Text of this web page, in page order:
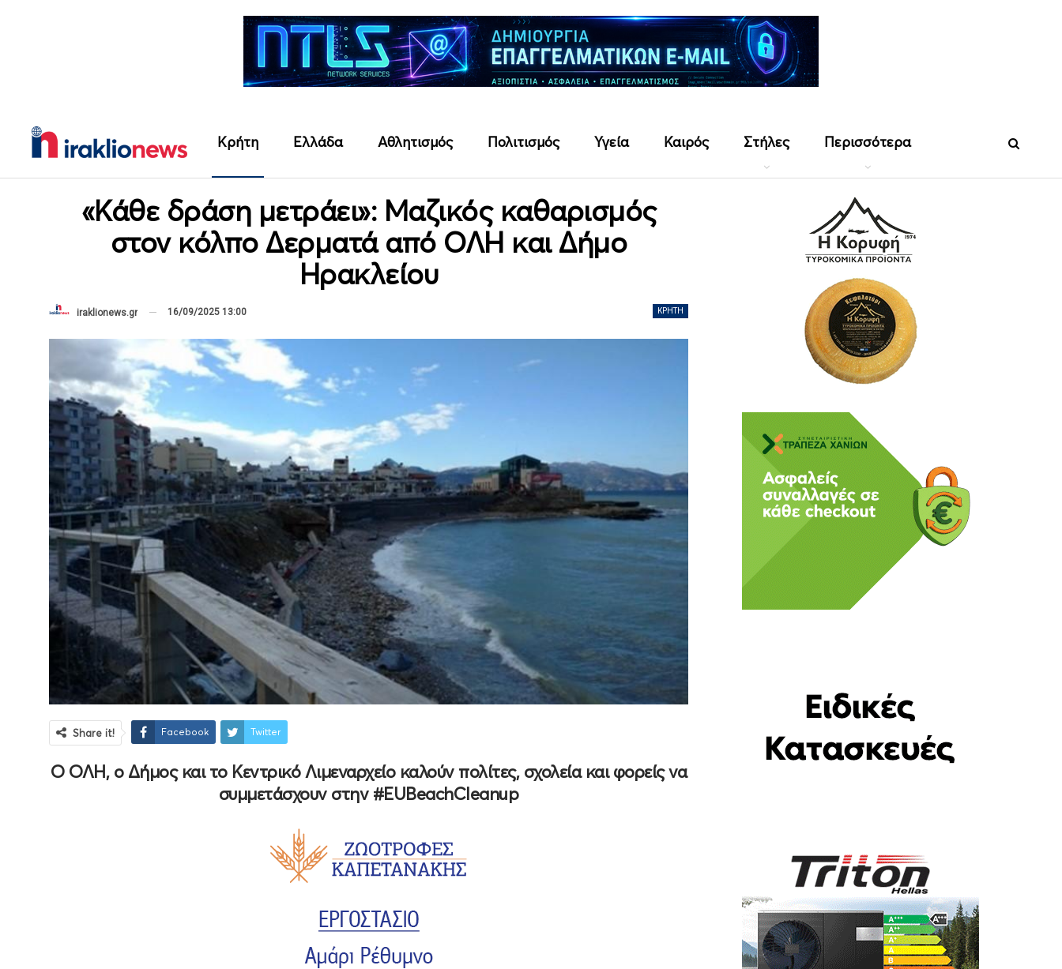
Κρήτη Ελλάδα Αθλητισμός Πολιτισμός Υγεία Καιρός Στήλες Περισσότερα
«Κάθε δράση μετράει»: Μαζικός καθαρισμός
στον κόλπο Δερματά από ΟΛΗ και Δήμο
Ηρακλείου
ΚΡΉΤΗ
iraklionews.gr 16/09/2025 13:00
Share it! Facebook Twitter
Ο ΟΛΗ, ο Δήμος και το Κεντρικό Λιμεναρχείο καλούν πολίτες, σχολεία και φορείς να
συμμετάσχουν στην #EUBeachCleanup